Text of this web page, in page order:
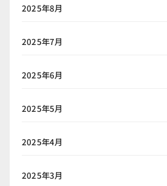
2025年8月
2025年7月
2025年6月
2025年5月
2025年4月
2025年3月